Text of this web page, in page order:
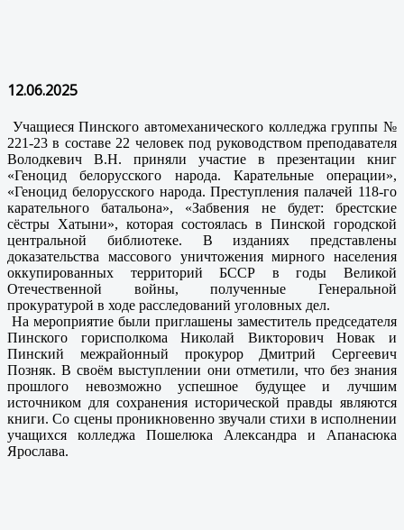
12.06.2025
Учащиеся Пинского автомеханического колледжа группы №
221-23 в составе 22 человек под руководством преподавателя
Володкевич В.Н. приняли участие в презентации книг
«Геноцид белорусского народа. Карательные операции»,
«Геноцид белорусского народа. Преступления палачей 118-го
карательного батальона», «Забвения не будет: брестские
сёстры Хатыни», которая состоялась в Пинской городской
центральной библиотеке. В изданиях представлены
доказательства массового уничтожения мирного населения
оккупированных территорий БССР в годы Великой
Отечественной войны, полученные Генеральной
прокуратурой в ходе расследований уголовных дел.
На мероприятие были приглашены заместитель председателя
Пинского горисполкома Николай Викторович Новак и
Пинский межрайонный прокурор Дмитрий Сергеевич
Позняк. В своём выступлении они отметили, что без знания
прошлого невозможно успешное будущее и лучшим
источником для сохранения исторической правды являются
книги. Со сцены проникновенно звучали стихи в исполнении
учащихся колледжа Пошелюка Александра и Апанасюка
Ярослава.